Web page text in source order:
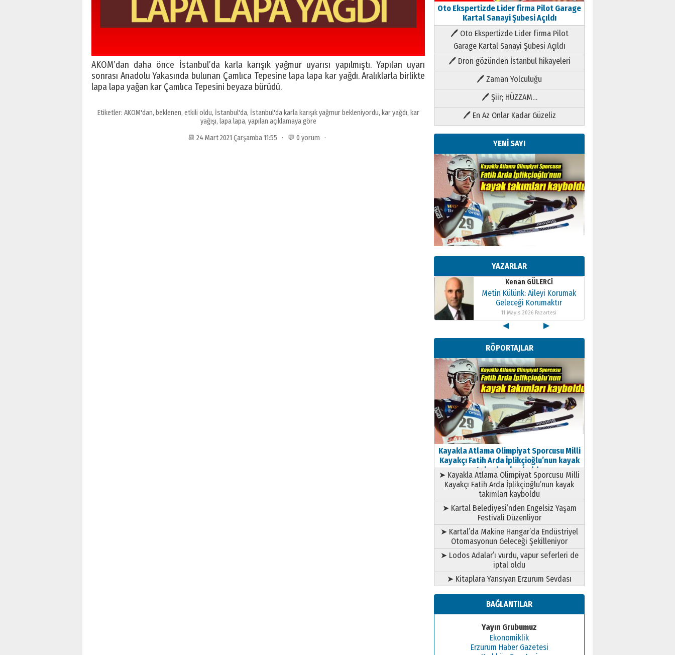
AKOM’dan daha önce İstanbul’da karla karışık yağmur uyarısı yapılmıştı. Yapılan uyarı
sonrası Anadolu Yakasında bulunan Çamlıca Tepesine lapa lapa kar yağdı. Aralıklarla birlikte
lapa lapa yağan kar Çamlıca Tepesini beyaza bürüdü.
Etiketler: AKOM'dan, beklenen, etkili oldu, İstanbul'da, İstanbul'da karla karışık yağmur bekleniyordu, kar yağdı, kar
yağışı, lapa lapa, yapılan açıklamaya göre
📆 24 Mart 2021 Çarşamba 11:55 · 💬 0 yorum ·
Oto Ekspertizde Lider firma Pilot Garage
Kartal Sanayi Şubesi Açıldı
🖊 Oto Ekspertizde Lider firma Pilot
Garage Kartal Sanayi Şubesi Açıldı
🖊 Dron gözünden İstanbul hikayeleri
🖊 Zaman Yolculuğu
🖊 Şiir; HÜZZAM…
🖊 En Az Onlar Kadar Güzeliz
YENİ SAYI
YAZARLAR
Kenan GÜLERCİ
Metin Külünk: Aileyi Korumak
Geleceği Korumaktır
11 Mayıs 2026 Pazartesi
Kenan GÜLERCİ
Metin Külünk: Aileyi Korumak
Geleceği Korumaktır
11 Mayıs 2026 Pazartesi
Kenan GÜLERCİ
Metin Külünk: Aileyi Korumak
Geleceği Korumaktır
11 Mayıs 2026 Pazartesi
◀ ▶
RÖPORTAJLAR
Kayakla Atlama Olimpiyat Sporcusu Milli
Kayakçı Fatih Arda İplikçioğlu’nun kayak
takımları kayboldu
➤ Kayakla Atlama Olimpiyat Sporcusu Milli
Kayakçı Fatih Arda İplikçioğlu’nun kayak
takımları kayboldu
➤ Kartal Belediyesi’nden Engelsiz Yaşam
Festivali Düzenliyor
➤ Kartal’da Makine Hangar’da Endüstriyel
Otomasyonun Geleceği Şekilleniyor
➤ Lodos Adalar’ı vurdu, vapur seferleri de
iptal oldu
➤ Kitaplara Yansıyan Erzurum Sevdası
BAĞLANTILAR
Yayın Grubumuz
Ekonomiklik
Erzurum Haber Gazetesi